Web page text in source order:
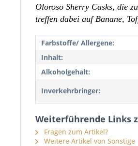
Oloroso Sherry Casks, die
treffen dabei auf Banane,
Farbstoffe/ Allergene:
Inhalt:
Alkoholgehalt:
Inverkehrbringer:
Weiterführende Links
Fragen zum Artikel?
Weitere Artikel von Sonstige